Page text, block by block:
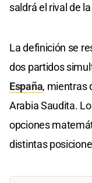
saldrá el rival de
La definición se
dos partidos
España, mientras
Arabia Saudita.
opciones
distintas